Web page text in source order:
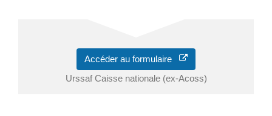
Accéder au formulaire
Urssaf Caisse nationale (ex-Acoss)